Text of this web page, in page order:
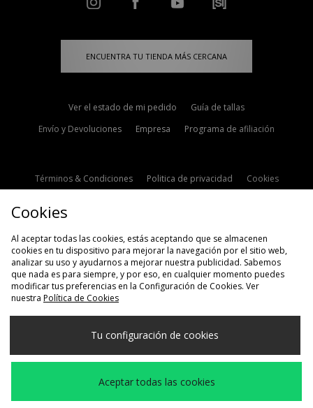
ENCUENTRA TU TIENDA MÁS CERCANA
Ver el estado de mi pedido
Guía de tallas
Envío y Devoluciones
Empresa Programa de afiliación
Términos & Condiciones Politica de privacidad
Cookies
Selecciona País
España
Aceptamos las siguientes formas de pago
Cookies
Al aceptar todas las cookies, estás aceptando que se almacenen
cookies en tu dispositivo para mejorar la navegación por el sitio web,
analizar su uso y ayudarnos a mejorar nuestra publicidad. Sabemos
que nada es para siempre, y por eso, en cualquier momento puedes
modificar tus preferencias en la Configuración de Cookies. Ver
nuestra Política de Cookies
Tu configuración de cookies
Aceptar todas las cookies